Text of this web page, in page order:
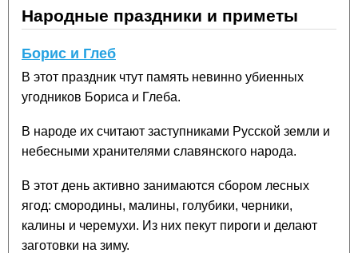
Народные праздники и приметы
Борис и Глеб
В этот праздник чтут память невинно убиенных
угодников Бориса и Глеба.
В народе их считают заступниками Русской земли и
небесными хранителями славянского народа.
В этот день активно занимаются сбором лесных
ягод: смородины, малины, голубики, черники,
калины и черемухи. Из них пекут пироги и делают
заготовки на зиму.